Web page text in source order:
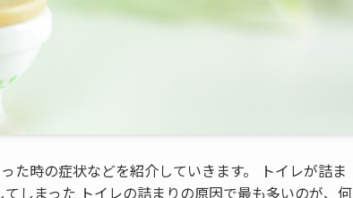
た時の症状などを紹介していきます。 トイレが詰ま
しまった トイレの詰まりの原因で最も多いのが、何